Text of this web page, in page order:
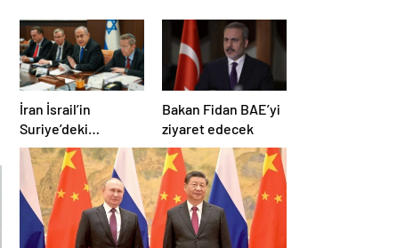
İran İsrail’in
Suriye’deki
saldırılarını kınadı
Bakan Fidan BAE’yi
ziyaret edecek